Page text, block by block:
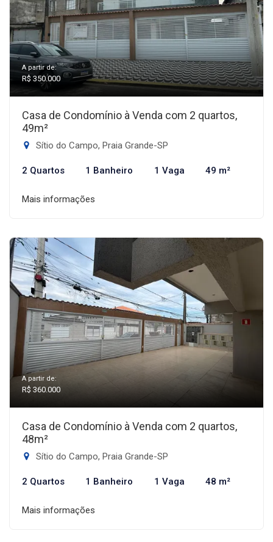
A partir de:
R$ 350.000
Casa de Condomínio à Venda com 2 quartos,
49m²
Sítio do Campo, Praia Grande-SP
2 Quartos 1 Banheiro 1 Vaga 49 m²
Mais informações
A partir de:
R$ 360.000
Casa de Condomínio à Venda com 2 quartos,
48m²
Sítio do Campo, Praia Grande-SP
2 Quartos 1 Banheiro 1 Vaga 48 m²
Mais informações